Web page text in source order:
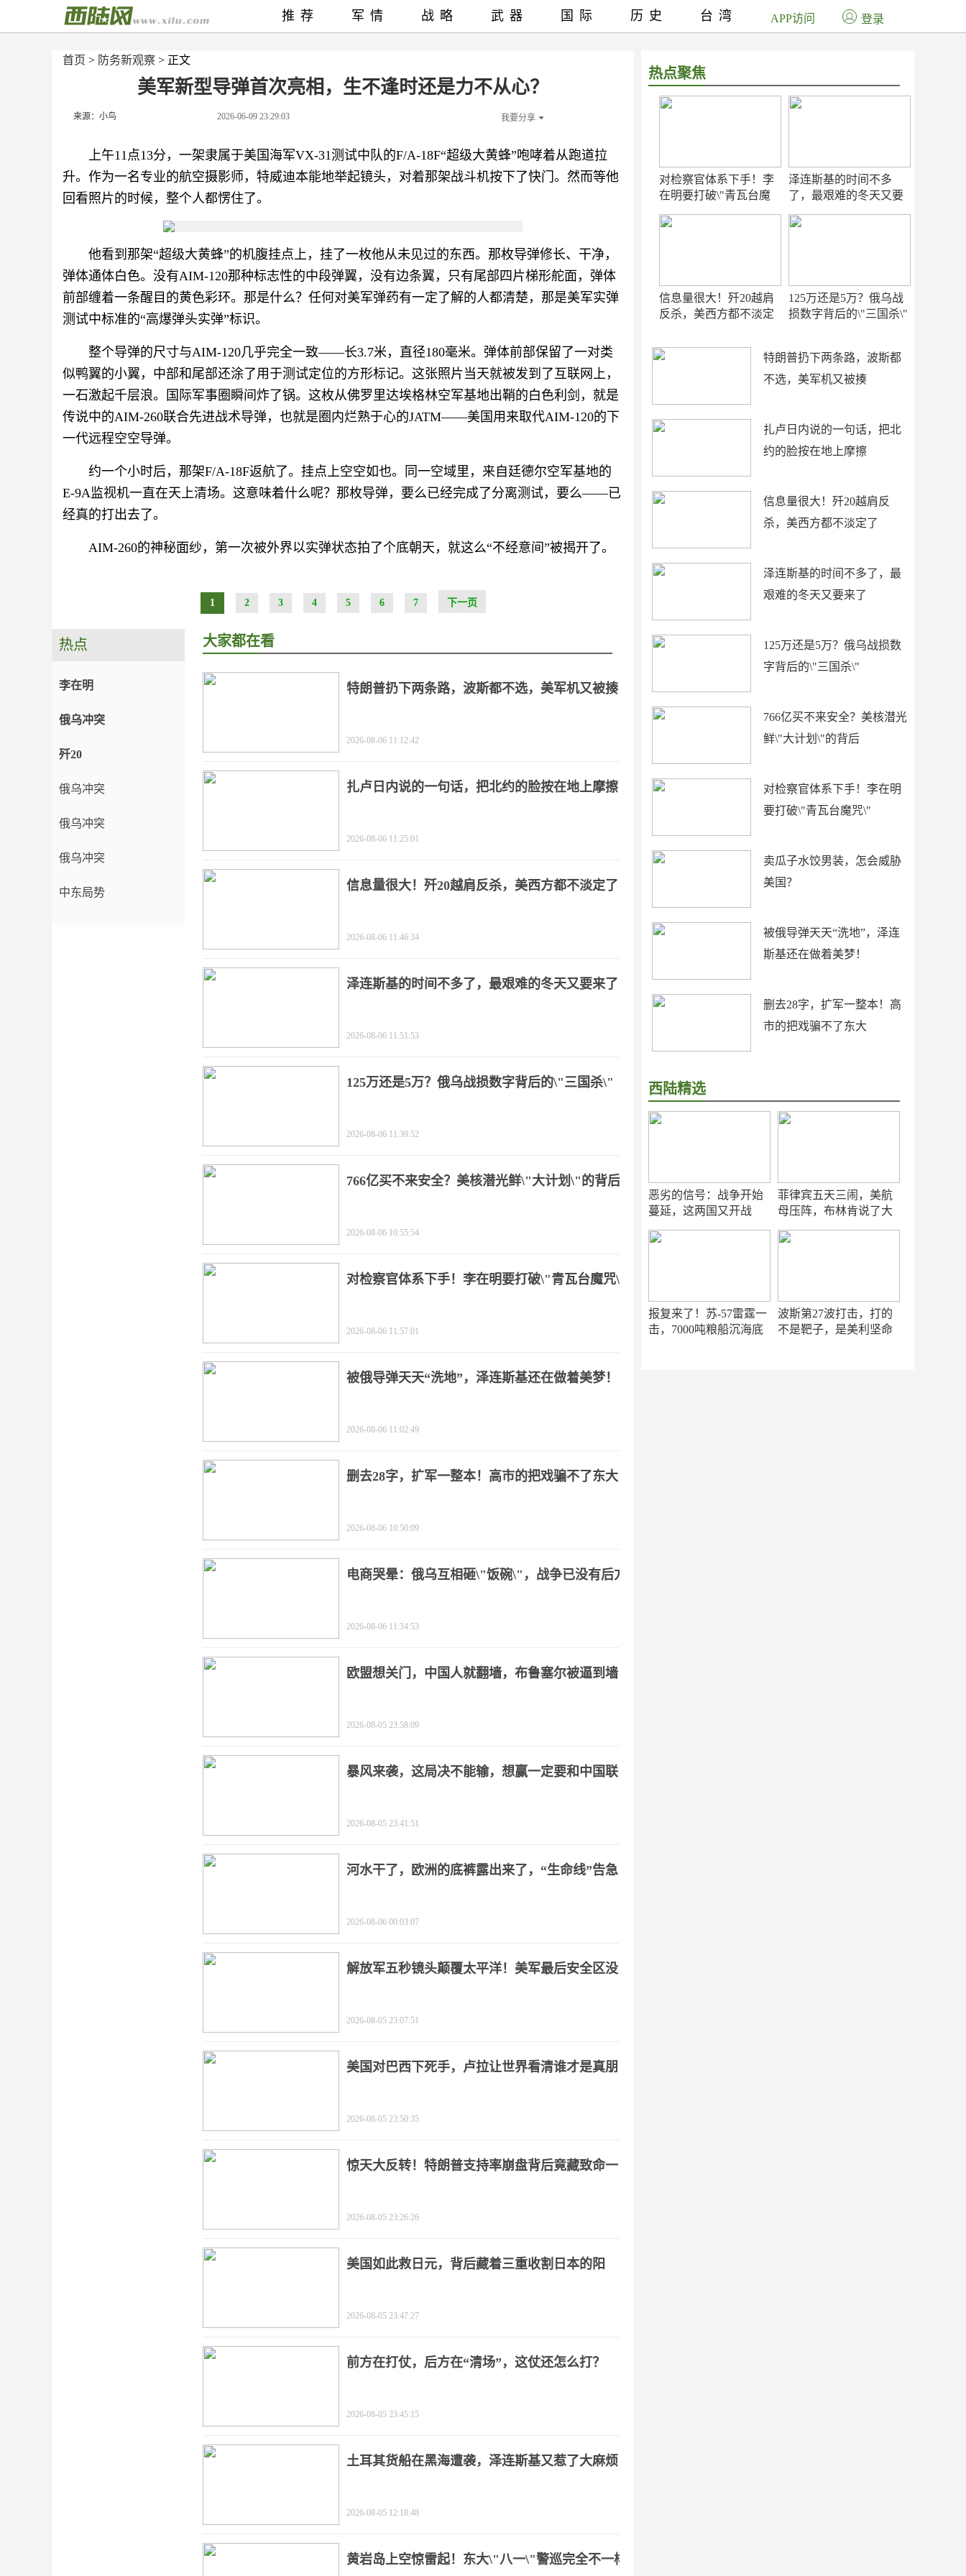
首页 > 防务新观察 > 正文
美军新型导弹首次亮相，生不逢时还是力不从心？
来源：小鸟 2026-06-09 23:29:03 我要分享
上午11点13分，一架隶属于美国海军VX-31测试中队的F/A-18F“超级大黄蜂”咆哮着从跑道拉
升。作为一名专业的航空摄影师，特威迪本能地举起镜头，对着那架战斗机按下了快门。然而等他
回看照片的时候，整个人都愣住了。
他看到那架“超级大黄蜂”的机腹挂点上，挂了一枚他从未见过的东西。那枚导弹修长、干净，
弹体通体白色。没有AIM-120那种标志性的中段弹翼，没有边条翼，只有尾部四片梯形舵面，弹体
前部缠着一条醒目的黄色彩环。那是什么？任何对美军弹药有一定了解的人都清楚，那是美军实弹
测试中标准的“高爆弹头实弹”标识。
整个导弹的尺寸与AIM-120几乎完全一致——长3.7米，直径180毫米。弹体前部保留了一对类
似鸭翼的小翼，中部和尾部还涂了用于测试定位的方形标记。这张照片当天就被发到了互联网上，
一石激起千层浪。国际军事圈瞬间炸了锅。这枚从佛罗里达埃格林空军基地出鞘的白色利剑，就是
传说中的AIM-260联合先进战术导弹，也就是圈内烂熟于心的JATM——美国用来取代AIM-120的下
一代远程空空导弹。
约一个小时后，那架F/A-18F返航了。挂点上空空如也。同一空域里，来自廷德尔空军基地的
E-9A监视机一直在天上清场。这意味着什么呢？那枚导弹，要么已经完成了分离测试，要么——已
经真的打出去了。
AIM-260的神秘面纱，第一次被外界以实弹状态拍了个底朝天，就这么“不经意间”被揭开了。
1 2 3 4 5 6 7 下一页
热点聚焦
对检察官体系下手！李
在明要打破\"青瓦台魔
泽连斯基的时间不多
了，最艰难的冬天又要
信息量很大！歼20越肩
反杀，美西方都不淡定
125万还是5万？俄乌战
损数字背后的\"三国杀\"
特朗普扔下两条路，波斯都
不选，美军机又被揍
扎卢日内说的一句话，把北
约的脸按在地上摩擦
信息量很大！歼20越肩反
杀，美西方都不淡定了
泽连斯基的时间不多了，最
艰难的冬天又要来了
125万还是5万？俄乌战损数
字背后的\"三国杀\"
766亿买不来安全？美核潜光
鲜\"大计划\"的背后
对检察官体系下手！李在明
要打破\"青瓦台魔咒\"
卖瓜子水饺男装，怎会威胁
美国？
被俄导弹天天“洗地”，泽连
斯基还在做着美梦！
删去28字，扩军一整本！高
市的把戏骗不了东大
西陆精选
恶劣的信号：战争开始
蔓延，这两国又开战
菲律宾五天三闹，美航
母压阵，布林肯说了大
报复来了！苏-57雷霆一
击，7000吨粮船沉海底
波斯第27波打击，打的
不是靶子，是美利坚命
推荐 军情 战略 武器 国际 历史 台湾 APP访问 登录
热点
李在明
俄乌冲突
歼20
俄乌冲突
俄乌冲突
俄乌冲突
中东局势
大家都在看
特朗普扔下两条路，波斯都不选，美军机又被揍
2026-08-06 11:12:42
扎卢日内说的一句话，把北约的脸按在地上摩擦
2026-08-06 11:25:01
信息量很大！歼20越肩反杀，美西方都不淡定了
2026-08-06 11:46:34
泽连斯基的时间不多了，最艰难的冬天又要来了
2026-08-06 11:51:53
125万还是5万？俄乌战损数字背后的\"三国杀\"
2026-08-06 11:39:52
766亿买不来安全？美核潜光鲜\"大计划\"的背后
2026-08-06 10:55:54
对检察官体系下手！李在明要打破\"青瓦台魔咒\"
2026-08-06 11:57:01
被俄导弹天天“洗地”，泽连斯基还在做着美梦！
2026-08-06 11:02:49
删去28字，扩军一整本！高市的把戏骗不了东大
2026-08-06 10:50:09
电商哭晕：俄乌互相砸\"饭碗\"，战争已没有后方
2026-08-06 11:34:53
欧盟想关门，中国人就翻墙，布鲁塞尔被逼到墙
2026-08-05 23:58:09
暴风来袭，这局决不能输，想赢一定要和中国联
2026-08-05 23:41:51
河水干了，欧洲的底裤露出来了，“生命线”告急
2026-08-06 00:03:07
解放军五秒镜头颠覆太平洋！美军最后安全区没
2026-08-05 23:07:51
美国对巴西下死手，卢拉让世界看清谁才是真朋
2026-08-05 23:50:35
惊天大反转！特朗普支持率崩盘背后竟藏致命一
2026-08-05 23:26:26
美国如此救日元，背后藏着三重收割日本的阳
2026-08-05 23:47:27
前方在打仗，后方在“清场”，这仗还怎么打？
2026-08-05 23:45:15
土耳其货船在黑海遭袭，泽连斯基又惹了大麻烦
2026-08-05 12:18:48
黄岩岛上空惊雷起！东大\"八一\"警巡完全不一样